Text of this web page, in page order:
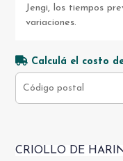
Jengi, los tiempos
variaciones.
Calculá el costo
CRIOLLO DE